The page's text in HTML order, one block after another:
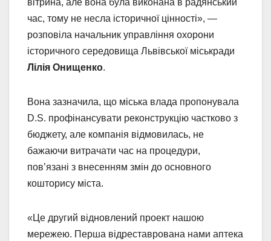
вітрина, але вона була виконана в радянський
час, тому не несла історичної цінності», —
розповіла начальник управління охорони
історичного середовища Львівської міськради
Лілія Онищенко.
Вона зазначила, що міська влада пропонувала
D.S. профінансувати реконструкцію частково з
бюджету, але компанія відмовилась, не
бажаючи витрачати час на процедури,
пов’язані з внесенням змін до основного
кошторису міста.
«Це другий відновлений проект нашою
мережею. Перша відреставрована нами аптека